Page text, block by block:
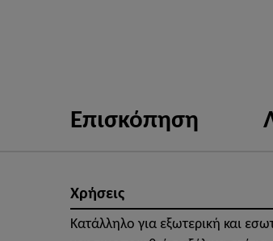
Επισκόπηση
Χρήσεις
Κατάλληλο για εξωτερική και